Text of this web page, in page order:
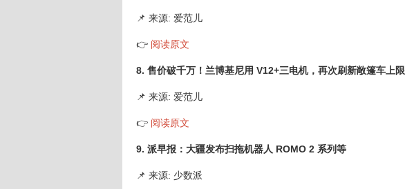
📌 来源: 爱范儿
👉 阅读原文
8. 售价破千万！兰博基尼用 V12+三电机，再次刷新敞篷车上限
📌 来源: 爱范儿
👉 阅读原文
9. 派早报：大疆发布扫拖机器人 ROMO 2 系列等
📌 来源: 少数派